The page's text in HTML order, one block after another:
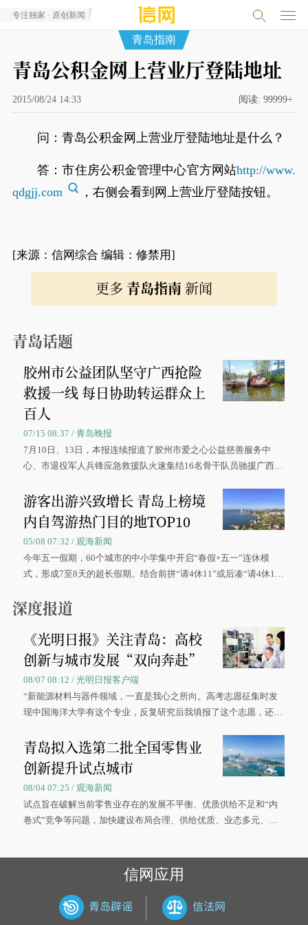
专注独家 · 原创新闻
青岛指南
青岛公积金网上营业厅登陆地址
2015/08/24 14:33 阅读: 99999+
问：青岛公积金网上营业厅登陆地址是什么？
答：市住房公积金管理中心官方网站http://www.
qdgjj.com
，右侧会看到网上营业厅登陆按钮。
[来源：信网综合 编辑：修禁用]
更多 青岛指南 新闻
青岛话题
胶州市公益团队坚守广西抢险
救援一线 每日协助转运群众上
百人
07/15 08:37 / 青岛晚报
7月10日、13日，本报连续报道了胶州市爱之心公益慈善服务中
心、市退役军人兵锋应急救援队火速集结16名骨干队员驰援广西灾
游客出游兴致增长 青岛上榜境
内自驾游热门目的地TOP10
05/08 07:32 / 观海新闻
今年五一假期，60个城市的中小学集中开启“春假+五一”连休模
式，形成7至8天的超长假期。结合前拼“请4休11”或后凑“请4休1
深度报道
《光明日报》关注青岛：高校
创新与城市发展“双向奔赴”
08/07 08:12 / 光明日报客户端
“新能源材料与器件领域，一直是我心之所向。高考志愿征集时发
现中国海洋大学有这个专业，反复研究后我填报了这个志愿，还真
大学材料科学与工程学院材料类专业的录取通知书。
青岛拟入选第二批全国零售业
创新提升试点城市
08/04 07:25 / 观海新闻
试点旨在破解当前零售业存在的发展不平衡、优质供给不足和“内
卷式”竞争等问题，加快建设布局合理、供给优质、业态多元、智
信网应用